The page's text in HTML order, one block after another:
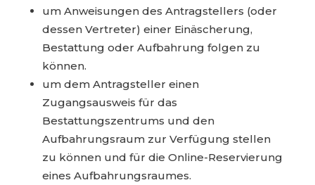
um Anweisungen des Antragstellers (oder
dessen Vertreter) einer Einäscherung,
Bestattung oder Aufbahrung folgen zu
können.
um dem Antragsteller einen
Zugangsausweis für das
Bestattungszentrums und den
Aufbahrungsraum zur Verfügung stellen
zu können und für die Online-Reservierung
eines Aufbahrungsraumes.